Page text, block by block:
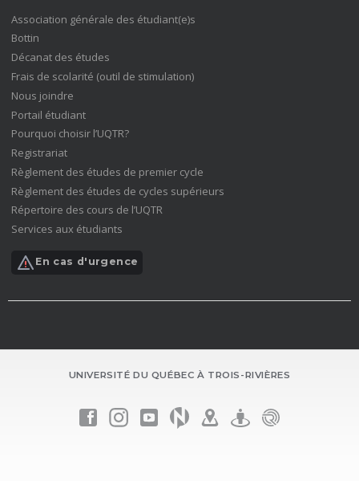
Association générale des étudiant(e)s
Bottin
fenêtre)
Décanat des études
fenêtre)
Frais de scolarité (outil de stimulation)(nouvelle
Nous joindre
Portail étudiant(nouvelle
fenêtre)
Pourquoi choisir l’UQTR?(nouvelle
Registrariat(nouvelle
fenêtre)
Règlement des études de premier cycle
Règlement des études de cycles supérieurs
Répertoire des cours de l’UQTR
Services aux étudiants
En cas d'urgence
UNIVERSITÉ DU QUÉBEC À TROIS-RIVIÈRES